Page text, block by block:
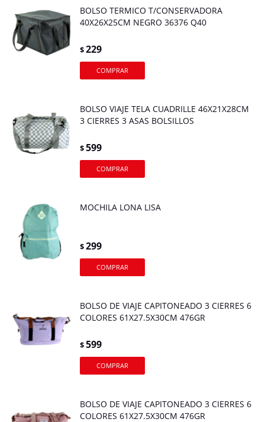
BOLSO TERMICO T/CONSERVADORA
40X26X25CM NEGRO 36376 Q40
$229
BOLSO VIAJE TELA CUADRILLE 46X21X28CM
3 CIERRES 3 ASAS BOLSILLOS
$599
MOCHILA LONA LISA
$299
BOLSO DE VIAJE CAPITONEADO 3 CIERRES 6
COLORES 61X27.5X30CM 476GR
$599
BOLSO DE VIAJE CAPITONEADO 3 CIERRES 6
COLORES 61X27.5X30CM 476GR